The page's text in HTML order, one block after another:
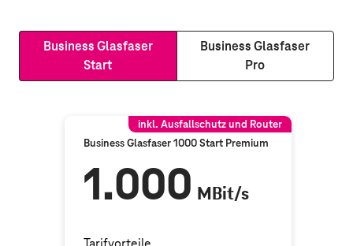
Business Glasfaser
Start
Business Glasfaser
Pro
inkl. Ausfallschutz und Router
Business Glasfaser 1000 Start Premium
1.000 MBit/s